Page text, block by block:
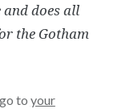
and does all
the Gotham
to your